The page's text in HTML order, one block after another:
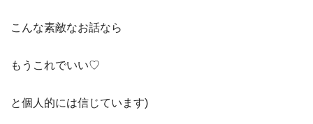
こんな素敵なお話なら
もうこれでいい♡
と個人的には信じています)